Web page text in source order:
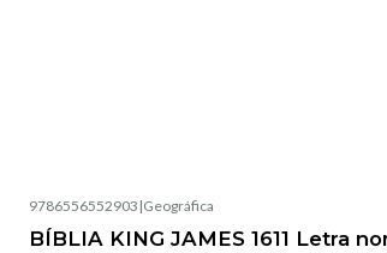
9786556552903 |Geográfica
BÍBLIA KING JAMES 1611 Letra